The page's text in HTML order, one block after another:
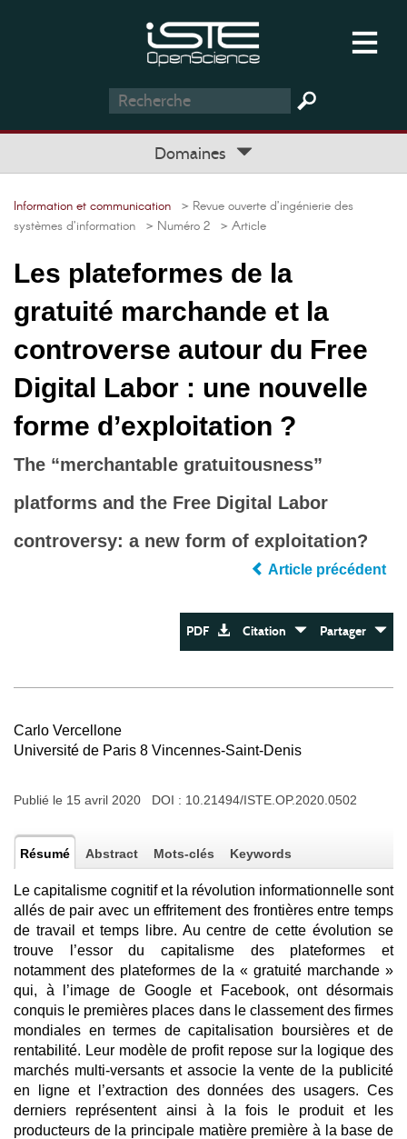
Domaines
Information et communication > Revue ouverte d’ingénierie des
systèmes d’information > Numéro 2 > Article
Les plateformes de la
gratuité marchande et la
controverse autour du Free
Digital Labor : une nouvelle
forme d’exploitation ?
The “merchantable gratuitousness”
platforms and the Free Digital Labor
controversy: a new form of exploitation?
Article précédent
PDF Citation Partager
Carlo Vercellone
Université de Paris 8 Vincennes-Saint-Denis
Publié le 15 avril 2020 DOI : 10.21494/ISTE.OP.2020.0502
Résumé Abstract Mots-clés Keywords
Le capitalisme cognitif et la révolution informationnelle sont
allés de pair avec un effritement des frontières entre temps
de travail et temps libre. Au centre de cette évolution se
trouve l’essor du capitalisme des plateformes et
notamment des plateformes de la « gratuité marchande »
qui, à l’image de Google et Facebook, ont désormais
conquis le premières places dans le classement des firmes
mondiales en termes de capitalisation boursières et de
rentabilité. Leur modèle de profit repose sur la logique des
marchés multi-versants et associe la vente de la publicité
en ligne et l’extraction des données des usagers. Ces
derniers représentent ainsi à la fois le produit et les
producteurs de la principale matière première à la base de